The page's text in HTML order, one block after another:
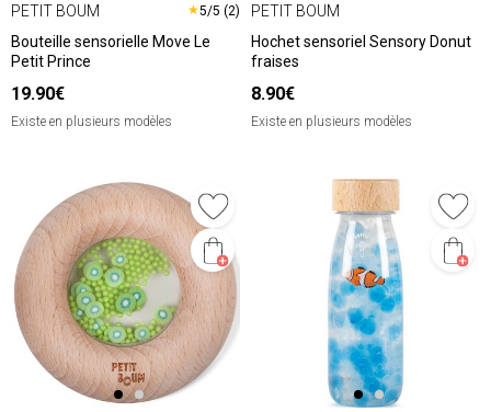
PETIT BOUM ★5/5 (2)
Bouteille sensorielle Move Le
Petit Prince
19.90€
Existe en plusieurs modèles
PETIT BOUM
Hochet sensoriel Sensory Donut
fraises
8.90€
Existe en plusieurs modèles